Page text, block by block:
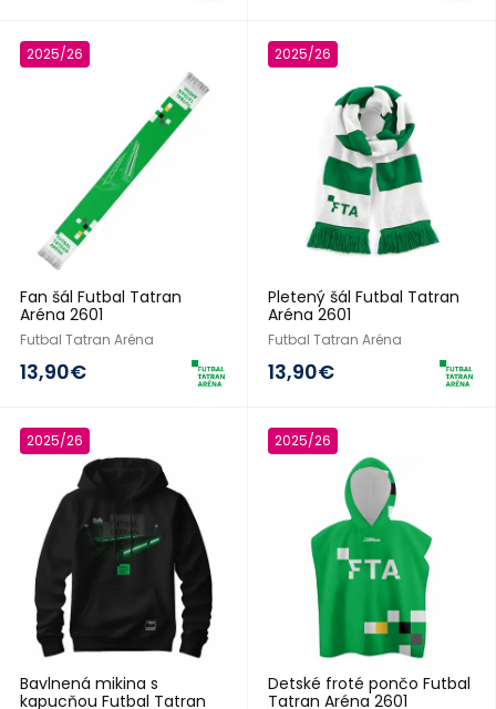
2025/26
Fan šál Futbal Tatran
Aréna 2601
Futbal Tatran Aréna
13,90€
2025/26
Pletený šál Futbal Tatran
Aréna 2601
Futbal Tatran Aréna
13,90€
2025/26
Bavlnená mikina s
kapucňou Futbal Tatran
2025/26
Detské froté pončo Futbal
Tatran Aréna 2601